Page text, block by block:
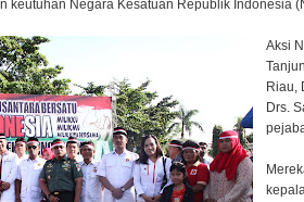
keutuhan Negara Kesatuan Republik Indonesia
Aksi
Riau,
Drs.